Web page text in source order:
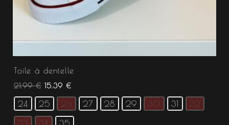
Toile à dentelle
21.99€ 15.39 €
24 25 26 27 28 29 30 31 32
33 34 35